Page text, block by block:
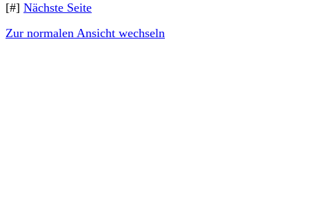
[#] Nächste Seite
Zur normalen Ansicht wechseln